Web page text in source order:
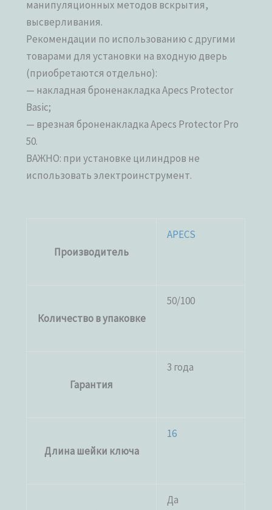
манипуляционных методов вскрытия,
высверливания.
Рекомендации по использованию с другими
товарами для установки на входную дверь
(приобретаются отдельно):
— накладная броненакладка Apecs Protector
Basic;
— врезная броненакладка Apecs Protector Pro
50.
ВАЖНО: при установке цилиндров не
использовать электроинструмент.
Производитель
APECS
Количество в упаковке
50/100
Гарантия
3 года
Длина шейки ключа
16
Да